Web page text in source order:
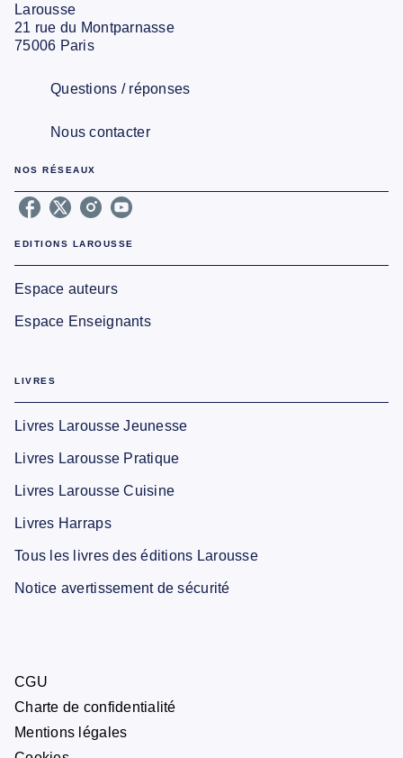
Larousse
21 rue du Montparnasse
75006 Paris
Questions / réponses
Nous contacter
NOS RÉSEAUX
EDITIONS LAROUSSE
Espace auteurs
Espace Enseignants
LIVRES
Livres Larousse Jeunesse
Livres Larousse Pratique
Livres Larousse Cuisine
Livres Harraps
Tous les livres des éditions Larousse
Notice avertissement de sécurité
CGU
Charte de confidentialité
Mentions légales